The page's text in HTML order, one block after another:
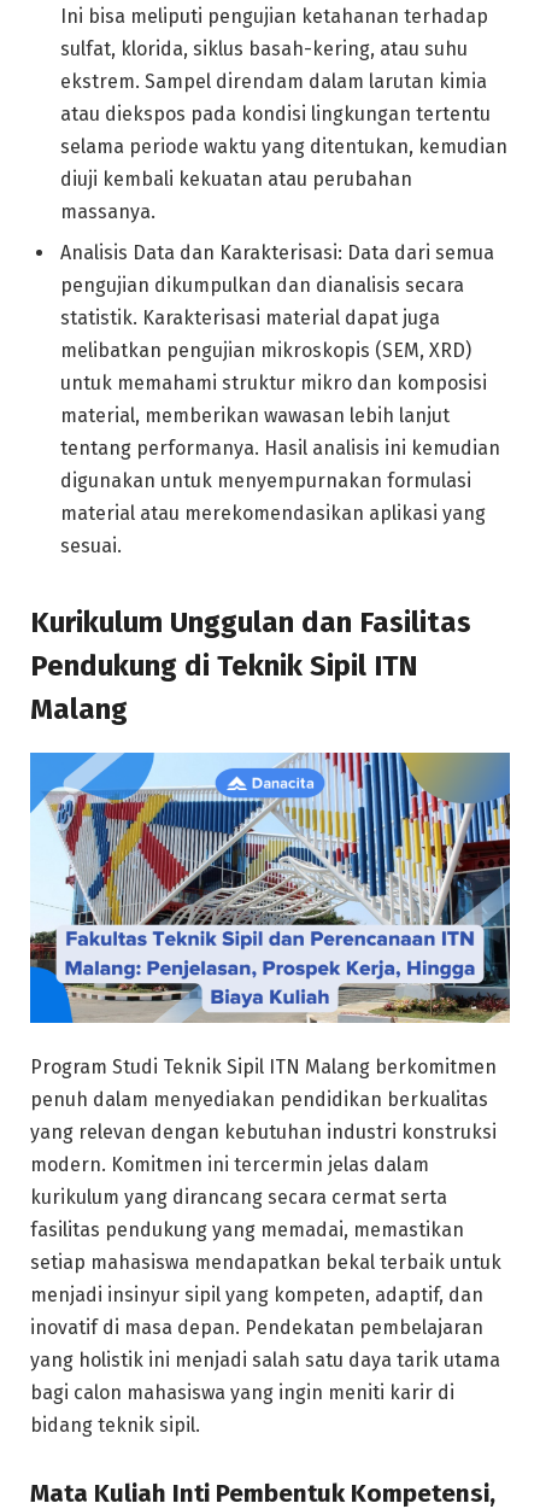
Ini bisa meliputi pengujian ketahanan terhadap
sulfat, klorida, siklus basah-kering, atau suhu
ekstrem. Sampel direndam dalam larutan kimia
atau diekspos pada kondisi lingkungan tertentu
selama periode waktu yang ditentukan, kemudian
diuji kembali kekuatan atau perubahan
massanya.
Analisis Data dan Karakterisasi: Data dari semua
pengujian dikumpulkan dan dianalisis secara
statistik. Karakterisasi material dapat juga
melibatkan pengujian mikroskopis (SEM, XRD)
untuk memahami struktur mikro dan komposisi
material, memberikan wawasan lebih lanjut
tentang performanya. Hasil analisis ini kemudian
digunakan untuk menyempurnakan formulasi
material atau merekomendasikan aplikasi yang
sesuai.
Kurikulum Unggulan dan Fasilitas
Pendukung di Teknik Sipil ITN
Malang
Program Studi Teknik Sipil ITN Malang berkomitmen
penuh dalam menyediakan pendidikan berkualitas
yang relevan dengan kebutuhan industri konstruksi
modern. Komitmen ini tercermin jelas dalam
kurikulum yang dirancang secara cermat serta
fasilitas pendukung yang memadai, memastikan
setiap mahasiswa mendapatkan bekal terbaik untuk
menjadi insinyur sipil yang kompeten, adaptif, dan
inovatif di masa depan. Pendekatan pembelajaran
yang holistik ini menjadi salah satu daya tarik utama
bagi calon mahasiswa yang ingin meniti karir di
bidang teknik sipil.
Mata Kuliah Inti Pembentuk Kompetensi,